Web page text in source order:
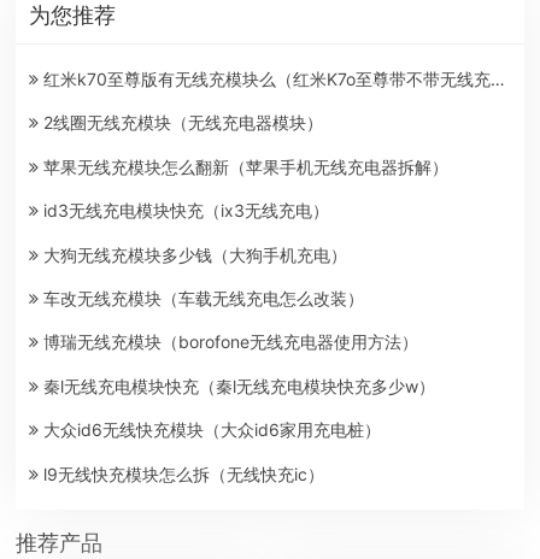
为您推荐
红米k70至尊版有无线充模块么（红米K7o至尊带不带无线充电）
2线圈无线充模块（无线充电器模块）
苹果无线充模块怎么翻新（苹果手机无线充电器拆解）
id3无线充电模块快充（ix3无线充电）
大狗无线充模块多少钱（大狗手机充电）
车改无线充模块（车载无线充电怎么改装）
博瑞无线充模块（borofone无线充电器使用方法）
秦l无线充电模块快充（秦l无线充电模块快充多少w）
大众id6无线快充模块（大众id6家用充电桩）
l9无线快充模块怎么拆（无线快充ic）
推荐产品